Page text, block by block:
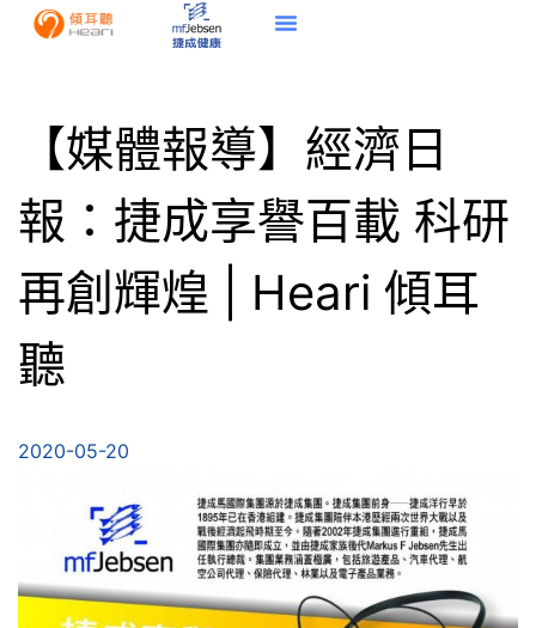
【媒體報導】經濟日
報：捷成享譽百載 科研
再創輝煌 | Heari 傾耳
聽
2020-05-20